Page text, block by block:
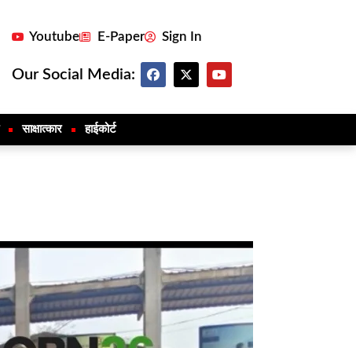
Youtube E-Paper Sign In
Our Social Media:
साक्षात्कार हाईकोर्ट